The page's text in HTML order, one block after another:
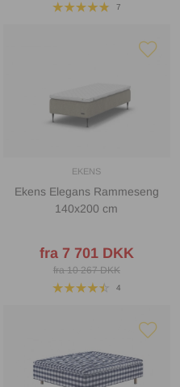
7
EKENS
Ekens Elegans Rammeseng
140x200 cm
fra 7 701 DKK
fra 10 267 DKK
4